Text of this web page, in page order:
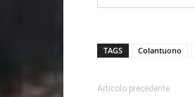
TAGS Colantuono
Articolo precedente